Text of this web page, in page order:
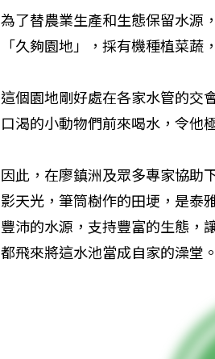
為了替農業生產和生態保留水源
「久夠園地」，採有機種植菜蔬
這個園地剛好處在各家水管的交
口渴的小動物們前來喝水，令他
因此，在廖鎮洲及眾多專家協助
影天光，筆筒樹作的田埂，是泰
豐沛的水源，支持豐富的生態，
都飛來將這水池當成自家的澡堂。